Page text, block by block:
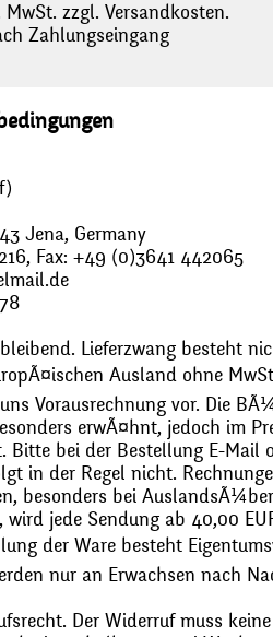
MwSt. zzgl. Versandkosten.
Zahlungseingang
Jena, Germany
Fax: +49 (0)3641 442065
Lieferzwang besteht
Ausland ohne
Vorausrechnung vor. Die
erwÃ¤hnt, jedoch im
Bitte bei der Bestellung E-Mail
in der Regel nicht.
besonders bei
jede Sendung ab 40,00
der Ware besteht
nur an Erwachsen nach
Der Widerruf muss